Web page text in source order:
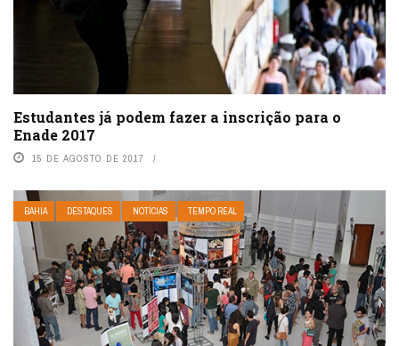
Estudantes já podem fazer a inscrição para o
Enade 2017
15 DE AGOSTO DE 2017
BAHIA DESTAQUES NOTÍCIAS TEMPO REAL